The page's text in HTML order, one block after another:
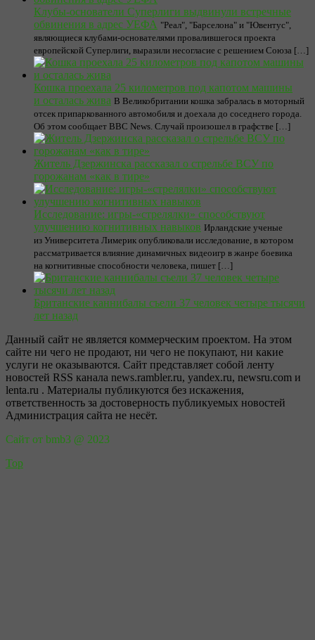
Клубы-основатели Суперлиги выдвинули встречные
обвинения в адрес УЕФА "Реал", "Барселона" и "Ювентус",
являющиеся клубами-основателями провалившегося проекта
европейской Суперлиги, выразили несогласие с решением Союза […]
Кошка проехала 25 километров под капотом машины
и осталась жива В Великобритании кошка забралась в моторный
отсек припаркованного автомобиля и доехала до соседнего города.
Об этом сообщает BBC News. Случай произошел в графстве […]
Житель Дзержинска рассказал о стрельбе ВСУ по
горожанам «как в тире»
Исследование: игры-«стрелялки» способствуют
улучшению когнитивных навыков Ирландские ученые
из Университета Лимерик опубликовали исследование, в котором
рассматривается влияние динамичных видеоигр в жанре боевика
на когнитивные способности человека, пишет […]
Британские каннибалы съели 37 человек четыре тысячи
лет назад
Данный сайт не является коммерческим проектом. На этом
сайте ни чего не продают, ни чего не покупают, ни какие
услуги не оказываются. Сайт представляет собой ленту
новостей RSS канала news.rambler.ru, yandex.ru, newsru.com и
lenta.ru . Материалы публикуются без искажения,
ответственность за достоверность публикуемых новостей
Администрация сайта не несёт.
Сайт от bmb3 @ 2023
Top